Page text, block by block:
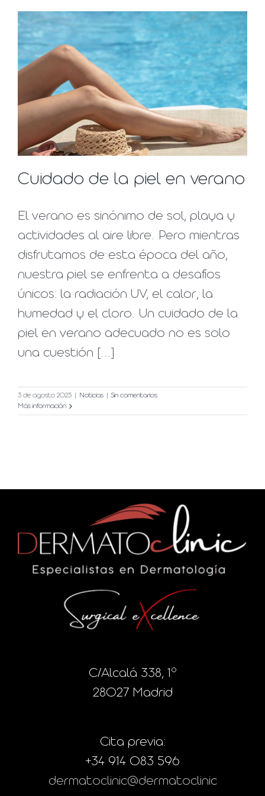
Cuidado de la piel en verano
El verano es sinónimo de sol, playa y
actividades al aire libre. Pero mientras
disfrutamos de esta época del año,
nuestra piel se enfrenta a desafíos
únicos: la radiación UV, el calor, la
humedad y el cloro. Un cuidado de la
piel en verano adecuado no es solo
una cuestión [...]
3 de agosto 2025 Noticias
Sin comentarios
Más información
C/Alcalá 338, 1º
28027 Madrid
Cita previa:
+34 914 083 596
dermatoclinic@dermatoclinic